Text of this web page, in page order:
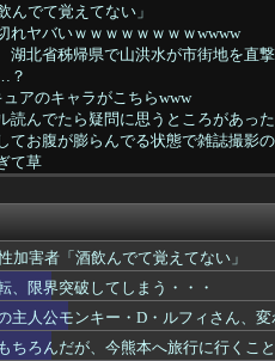
んでて覚えてない」
れヤバいｗｗｗｗｗｗｗｗwwww
北省秭帰県で山洪水が市街地を直
？
アのキャラがこちらwww
読んでたら疑問に思うところがあっ
てお腹が膨らんでる状態で雑誌撮影
て草
てしまう・・・
ｗｗｗｗ(※画像あり)
縁組届を偽造して提出した罪認める
ラインwwwwwwwww
ｗ」彼女「え、孕めってなに？」...
ｗｗｗｗｗ(※画像あり)
んで帰って来たわww
加害者「酒飲んでて覚えてない」
、限界突破してしまう・・・
主人公モンキー・D・ルフィさん、
ちろんだが、今熊本へ旅行に行くこと